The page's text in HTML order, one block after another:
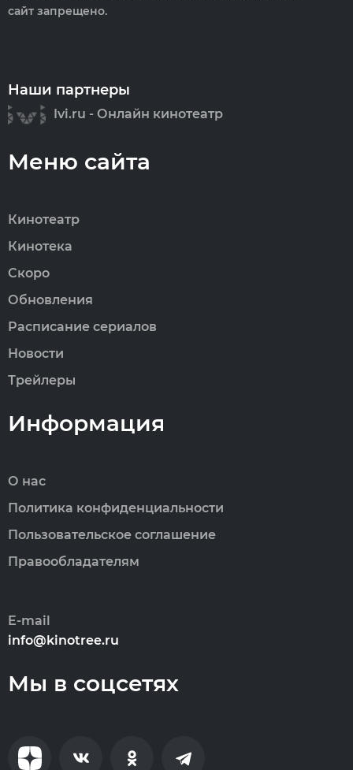
сайт запрещено.
Наши партнеры
Ivi.ru - Онлайн кинотеатр
Меню сайта
Кинотеатр
Кинотека
Скоро
Обновления
Расписание сериалов
Новости
Трейлеры
Информация
О нас
Политика конфиденциальности
Пользовательское соглашение
Правообладателям
E-mail
info@kinotree.ru
Мы в соцсетях